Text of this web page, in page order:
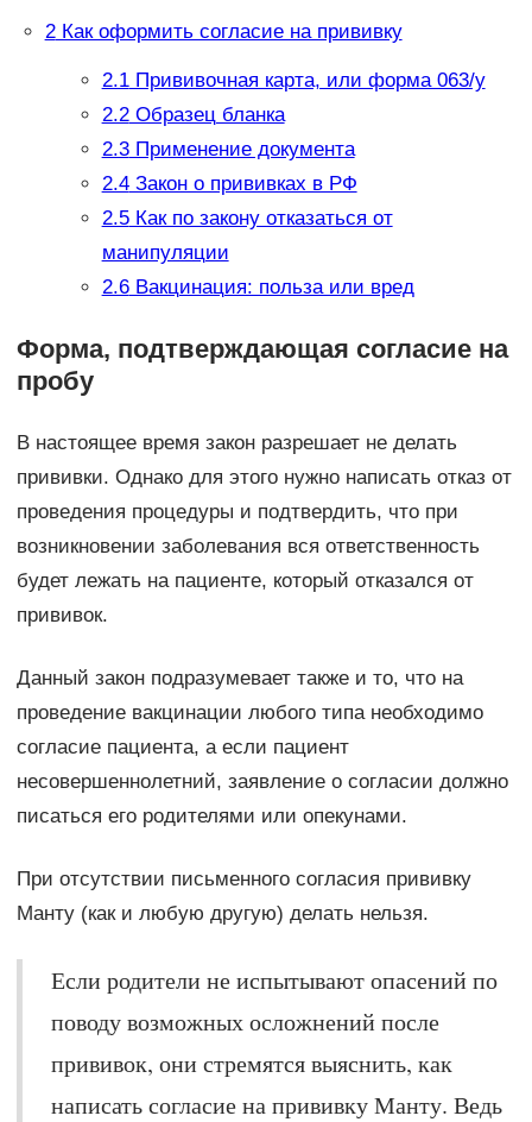
2Как оформить согласие на прививку
2.1Прививочная карта, или форма 063/у
2.2Образец бланка
2.3Применение документа
2.4Закон о прививках в РФ
2.5Как по закону отказаться от
манипуляции
2.6Вакцинация: польза или вред
Форма, подтверждающая согласие на
пробу
В настоящее время закон разрешает не делать
прививки. Однако для этого нужно написать отказ от
проведения процедуры и подтвердить, что при
возникновении заболевания вся ответственность
будет лежать на пациенте, который отказался от
прививок.
Данный закон подразумевает также и то, что на
проведение вакцинации любого типа необходимо
согласие пациента, а если пациент
несовершеннолетний, заявление о согласии должно
писаться его родителями или опекунами.
При отсутствии письменного согласия прививку
Манту (как и любую другую) делать нельзя.
Если родители не испытывают опасений по
поводу возможных осложнений после
прививок, они стремятся выяснить, как
написать согласие на прививку Манту. Ведь